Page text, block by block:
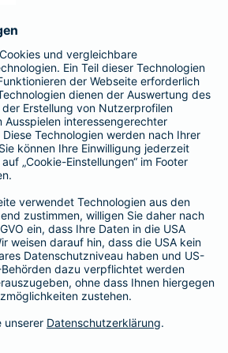
bei Ernstfällen
für Leckerlies alles. Beim Gassigehen
Rasierklingen gespickte Wurst. Die
den 4-fachen GOT-Satz und Balus
Rechnung begleichen. Der
erstattet dieNotfallversorgung
komplett - ohne eine Begrenzung
für Operationen.